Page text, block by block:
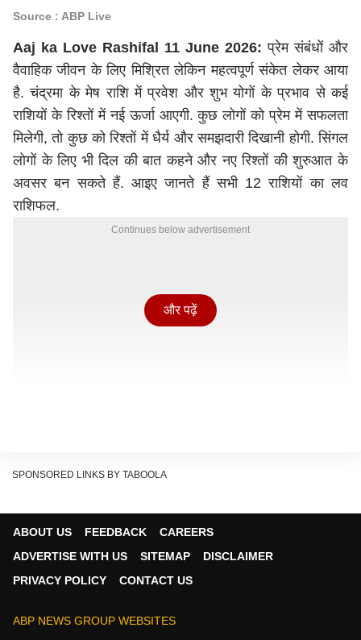
Source : ABP Live
Aaj ka Love Rashifal 11 June 2026:प्रेम संबंधों और
वैवाहिक जीवन के लिए मिश्रित लेकिन महत्वपूर्ण संकेत लेकर आया
है. चंद्रमा के मेष राशि में प्रवेश और शुभ योगों के प्रभाव से कई
राशियों के रिश्तों में नई ऊर्जा आएगी. कुछ लोगों को प्रेम में सफलता
मिलेगी, तो कुछ को रिश्तों में धैर्य और समझदारी दिखानी होगी. सिंगल
लोगों के लिए भी दिल की बात कहने और नए रिश्तों की शुरुआत के
अवसर बन सकते हैं. आइए जानते हैं सभी 12 राशियों का लव
राशिफल.
Continues below advertisement
आज प्रेम जीवन में खुशियां बनी रहेंगी. पार्टनर के साथ आपसी समझ
और पढ़ें
SPONSORED LINKS BY TABOOLA
ABOUT US FEEDBACK
CAREERS
ADVERTISE WITH US
SITEMAP
DISCLAIMER
PRIVACY POLICY
CONTACT US
ABP NEWS GROUP WEBSITES